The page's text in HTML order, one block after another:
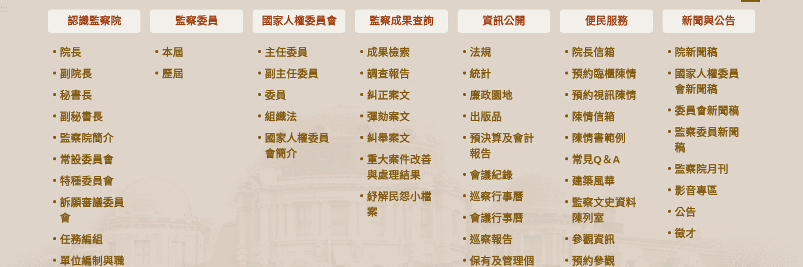
:::
認識監察院
院長
副院長
秘書長
副秘書長
監察院簡介
常設委員會
特種委員會
訴願審議委員
會
任務編組
單位編制與職
監察委員
本屆
歷屆
國家人權委員會
主任委員
副主任委員
委員
組織法
國家人權委員
會簡介
監察成果查詢
成果檢索
調查報告
糾正案文
彈劾案文
糾舉案文
重大案件改善
與處理結果
紓解民怨小檔
案
資訊公開
法規
統計
廉政園地
出版品
預決算及會計
報告
會議紀錄
巡察行事曆
會議行事曆
巡察報告
保有及管理個
便民服務
院長信箱
預約臨櫃陳情
預約視訊陳情
陳情信箱
陳情書範例
常見Q＆A
建築風華
監察文史資料
陳列室
參觀資訊
預約參觀
新聞與公告
院新聞稿
國家人權委員
會新聞稿
委員會新聞稿
監察委員新聞
稿
監察院月刊
影音專區
公告
徵才